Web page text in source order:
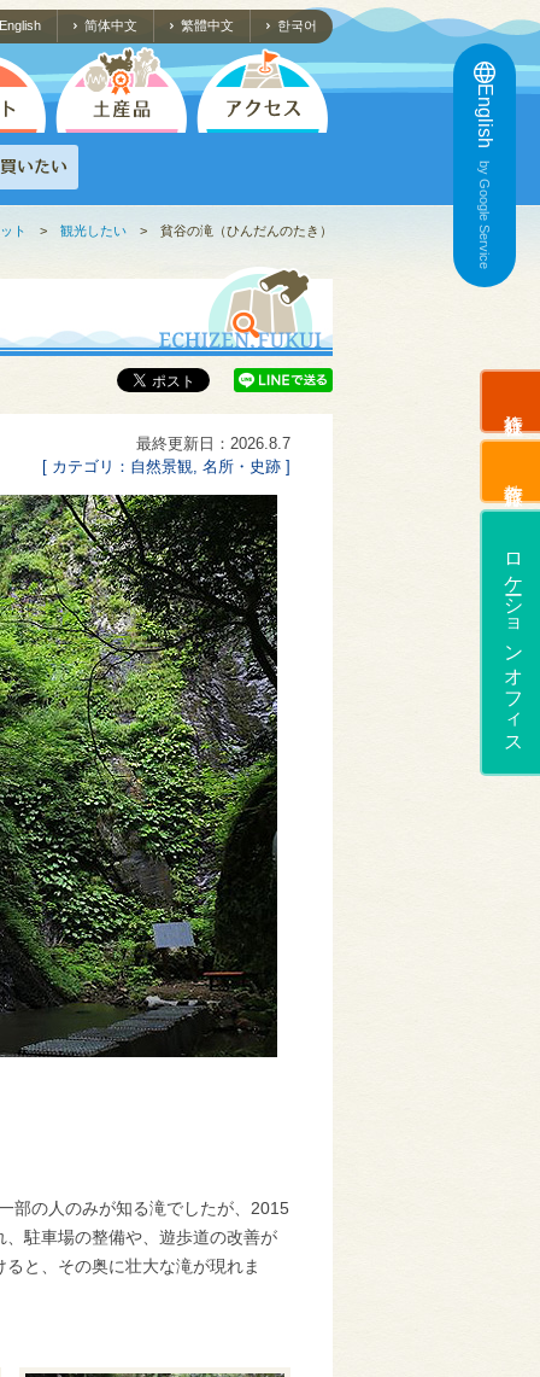
English 简体中文 繁體中文 한국어
English
by Google Service
ト > 観光したい > 貧谷の滝（ひんだんのたき）
最終更新日：2026.8.7
[ カテゴリ：自然景観, 名所・史跡 ]
部の人のみが知る滝でしたが、2015
駐車場の整備や、遊歩道の改善が
と、その奥に壮大な滝が現れま
ロケーションオフィス